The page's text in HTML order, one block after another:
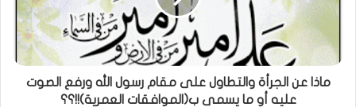
ماذا عن الجرأة والتطاول على مقام رسول الله ورفع الصوت
عليه أو ما يسمى ب(الموافقات العمرية)!!؟؟